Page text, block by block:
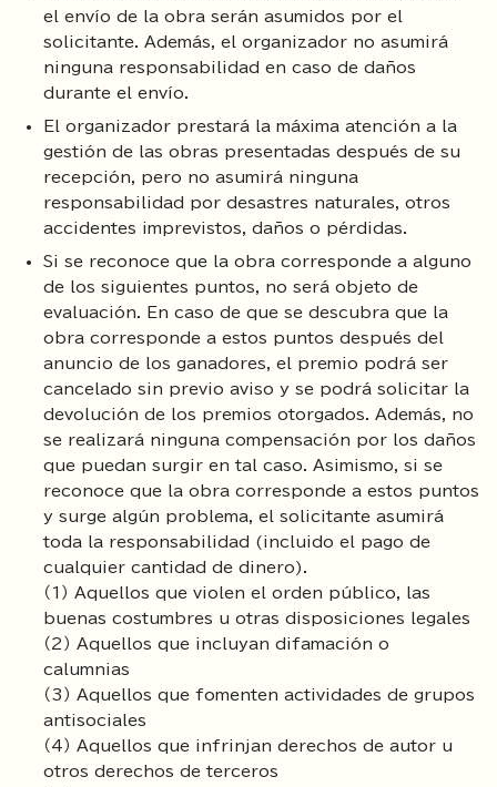
el envío de la obra serán asumidos por el
solicitante. Además, el organizador no asumirá
ninguna responsabilidad en caso de daños
durante el envío.
El organizador prestará la máxima atención a la
gestión de las obras presentadas después de su
recepción, pero no asumirá ninguna
responsabilidad por desastres naturales, otros
accidentes imprevistos, daños o pérdidas.
Si se reconoce que la obra corresponde a alguno
de los siguientes puntos, no será objeto de
evaluación. En caso de que se descubra que la
obra corresponde a estos puntos después del
anuncio de los ganadores, el premio podrá ser
cancelado sin previo aviso y se podrá solicitar la
devolución de los premios otorgados. Además, no
se realizará ninguna compensación por los daños
que puedan surgir en tal caso. Asimismo, si se
reconoce que la obra corresponde a estos puntos
y surge algún problema, el solicitante asumirá
toda la responsabilidad (incluido el pago de
cualquier cantidad de dinero).
（1） Aquellos que violen el orden público, las
buenas costumbres u otras disposiciones legales
（2） Aquellos que incluyan difamación o
calumnias
（3） Aquellos que fomenten actividades de grupos
antisociales
（4） Aquellos que infrinjan derechos de autor u
otros derechos de terceros